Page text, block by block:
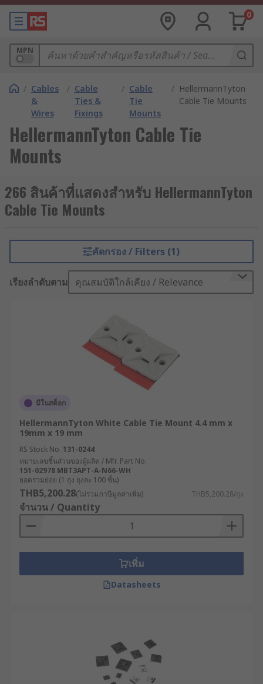
0
MPN
/ Cables
&
Wires
/ Cable
Ties &
Fixings
/ Cable
Tie
Mounts
/ HellermannTyton
Cable Tie Mounts
HellermannTyton Cable Tie
Mounts
266 สินค้าที่แสดงสำหรับ HellermannTyton
Cable Tie Mounts
คัดกรอง / Filters (1)
เรียงลำดับตาม คุณสมบัติใกล้เคียง / Relevance
มีในสต็อก
HellermannTyton White Cable Tie Mount 4.4 mm x
19mm x 19 mm
RS Stock No. 131-0244
หมายเลขชิ้นส่วนของผู้ผลิต / Mfr. Part No.
151-02978 MBT3APT-A-N66-WH
ยอดรวมย่อย (1 ถุง ถุงละ 100 ชิ้น)
THB5,200.28(ไม่รวมภาษีมูลค่าเพิ่ม) THB5,200.28/ถุง
จำนวน / Quantity
เพิ่ม
Datasheets